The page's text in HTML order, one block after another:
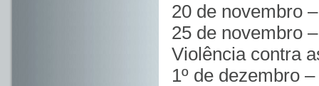
20 de novembro
25 de novembro
Violência contra
1º de dezembro